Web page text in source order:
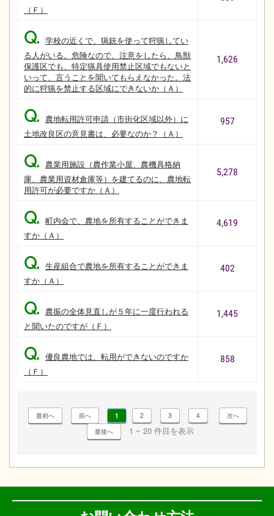
（Ｆ）
Q. 学校の近くで、猟銃を使って狩猟してい
る人がいる。危険なので、注意をしたら、鳥獣
保護区でも、特定猟具使用禁止区域でもないと
いって、言うことを聞いてもらえなかった。法
的に狩猟を禁止する区域にできないか（Ａ）
1,626
Q. 農地転用許可申請（市街化区域以外）に
土地改良区の意見書は、必要なのか？（Ａ）
957
Q. 農業用施設（農作業小屋、農機具格納
庫、農業用資材倉庫等）を建てるのに、農地転
用許可が必要ですか（Ａ）
5,278
Q. 町内会で、農地を所有することができま
すか（Ａ）
4,619
Q. 生産組合で農地を所有することができま
すか（Ａ）
402
Q. 農振の全体見直しが５年に一度行われる
と聞いたのですが（Ｆ）
1,445
Q. 優良農地では、転用ができないのですか
（Ｆ）
858
1 2 3 4
1 ~ 20 件目を表示